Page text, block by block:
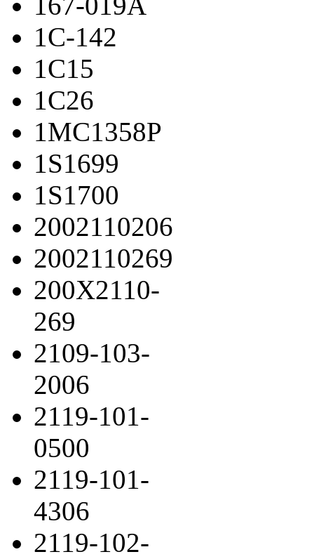
1C-142
1C15
1C26
1MC1358P
1S1699
1S1700
2002110206
2002110269
200X2110-
269
2109-103-
2006
2119-101-
0500
2119-101-
4306
2119-102-